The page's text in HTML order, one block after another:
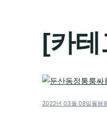
[카
2022년 03월 08일 월평